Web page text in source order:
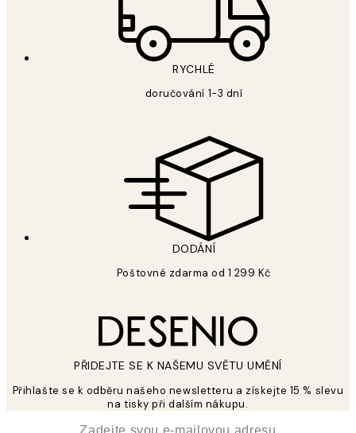
RYCHLÉ
doručování 1-3 dní
DODÁNÍ
Poštovné zdarma od 1 299 Kč
PŘIDEJTE SE K NAŠEMU SVĚTU UMĚNÍ
Přihlašte se k odběru našeho newsletteru a získejte 15 % slevu
na tisky při dalším nákupu.